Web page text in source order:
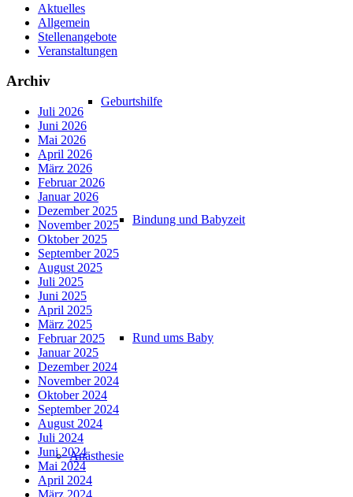
Geburtshilfe
Bindung und Babyzeit
Rund ums Baby
Anästhesie
Aktuelles
Allgemein
Stellenangebote
Veranstaltungen
Archiv
Juli 2026
Juni 2026
Mai 2026
April 2026
März 2026
Februar 2026
Januar 2026
Dezember 2025
November 2025
Oktober 2025
September 2025
August 2025
Juli 2025
Juni 2025
April 2025
März 2025
Februar 2025
Januar 2025
Dezember 2024
November 2024
Oktober 2024
September 2024
August 2024
Juli 2024
Juni 2024
Mai 2024
April 2024